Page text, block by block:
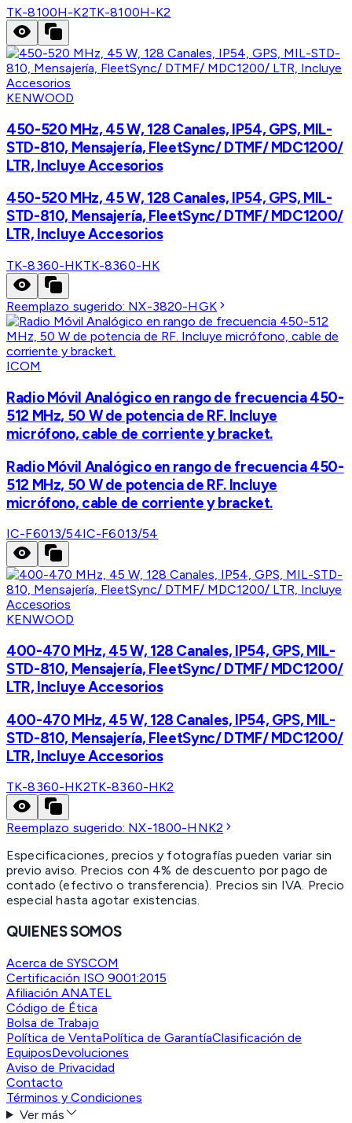
TK-8100H-K2TK-8100H-K2
KENWOOD
450-520 MHz, 45 W, 128 Canales, IP54, GPS, MIL-
STD-810, Mensajería, FleetSync/ DTMF/ MDC1200/
LTR, Incluye Accesorios
450-520 MHz, 45 W, 128 Canales, IP54, GPS, MIL-
STD-810, Mensajería, FleetSync/ DTMF/ MDC1200/
LTR, Incluye Accesorios
TK-8360-HKTK-8360-HK
Reemplazo sugerido: NX-3820-HGK
ICOM
Radio Móvil Analógico en rango de frecuencia 450-
512 MHz, 50 W de potencia de RF. Incluye
micrófono, cable de corriente y bracket.
Radio Móvil Analógico en rango de frecuencia 450-
512 MHz, 50 W de potencia de RF. Incluye
micrófono, cable de corriente y bracket.
IC-F6013/54IC-F6013/54
KENWOOD
400-470 MHz, 45 W, 128 Canales, IP54, GPS, MIL-
STD-810, Mensajería, FleetSync/ DTMF/ MDC1200/
LTR, Incluye Accesorios
400-470 MHz, 45 W, 128 Canales, IP54, GPS, MIL-
STD-810, Mensajería, FleetSync/ DTMF/ MDC1200/
LTR, Incluye Accesorios
TK-8360-HK2TK-8360-HK2
Reemplazo sugerido: NX-1800-HNK2
Especificaciones, precios y fotografías pueden variar sin
previo aviso. Precios con 4% de descuento por pago de
contado (efectivo o transferencia). Precios sin IVA. Precio
especial hasta agotar existencias.
QUIENES SOMOS
Acerca de SYSCOM
Certificación ISO 9001:2015
Afiliación ANATEL
Código de Ética
Bolsa de Trabajo
Política de VentaPolítica de GarantíaClasificación de
EquiposDevoluciones
Aviso de Privacidad
Contacto
Términos y Condiciones
Ver más